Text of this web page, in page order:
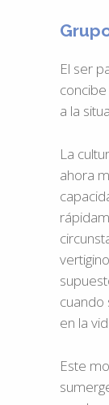
El ser
a la
La
ahora
cuando
en la
Este